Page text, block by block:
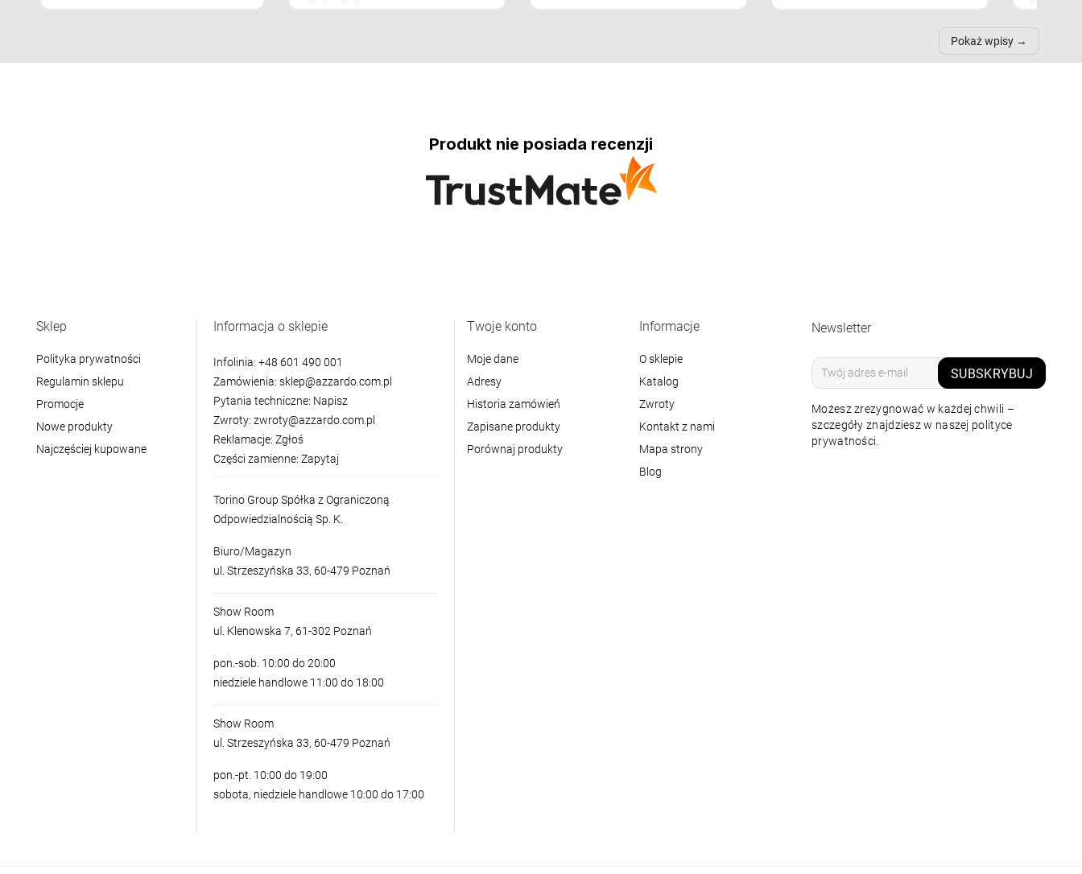
Pokaż wpisy
Produkt nie posiada recenzji
Sklep
Polityka prywatności
Regulamin sklepu
Promocje
Nowe produkty
Najczęściej kupowane
Informacja o sklepie
Infolinia: +48 601 490 001
Zamówienia: sklep@azzardo.com.pl
Pytania techniczne: Napisz
Zwroty: zwroty@azzardo.com.pl
Reklamacje: Zgłoś
Części zamienne: Zapytaj
Torino Group Spółka z Ograniczoną
Odpowiedzialnością Sp. K.
Biuro/Magazyn
ul. Strzeszyńska 33, 60-479 Poznań
Show Room
ul. Klenowska 7, 61-302 Poznań
pon.-sob. 10:00 do 20:00
niedziele handlowe 11:00 do 18:00
Show Room
ul. Strzeszyńska 33, 60-479 Poznań
pon.-pt. 10:00 do 19:00
sobota, niedziele handlowe 10:00 do 17:00
Twoje konto
Moje dane
Adresy
Historia zamówień
Zapisane produkty
Porównaj produkty
Informacje
O sklepie
Katalog
Zwroty
Kontakt z nami
Mapa strony
Blog
Newsletter
SUBSKRYBUJ
Możesz zrezygnować w każdej chwili –
szczegóły znajdziesz w naszej polityce
prywatności.